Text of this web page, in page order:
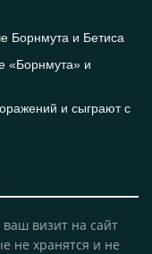
Борнмута и Бетиса
«Борнмута» и
и сыграют с
визит на сайт
не хранятся и не